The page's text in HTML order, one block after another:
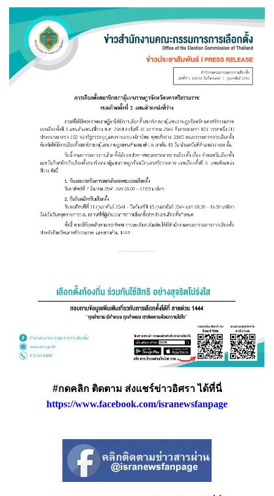
#กดคลิก ติดตาม ส่งแชร์ข่าวอิศรา ได้ที่นี่
https://www.facebook.com/isranewsfanpage